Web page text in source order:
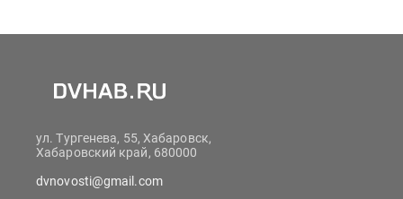
ул. Тургенева, 55, Хабаровск,
Хабаровский край, 680000
dvnovosti@gmail.com